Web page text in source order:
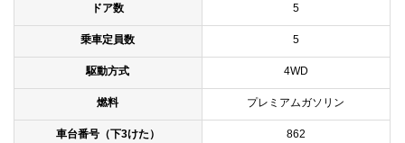
ドア数 5
乗車定員数 5
駆動方式 4WD
燃料 プレミアムガソリン
車台番号（下3けた） 862